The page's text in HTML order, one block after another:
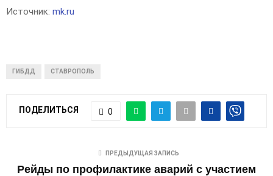
Источник: mk.ru
ГИБДД СТАВРОПОЛЬ
ПОДЕЛИТЬСЯ 0
ПРЕДЫДУЩАЯ ЗАПИСЬ
Рейды по профилактике аварий с участием